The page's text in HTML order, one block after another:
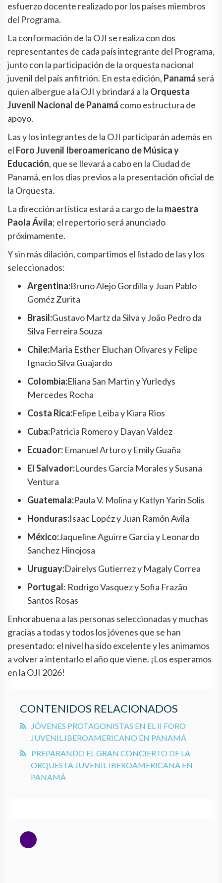
esfuerzo docente realizado por los países miembros
del Programa.
La conformación de la OJI se realiza con dos
representantes de cada país integrante del Programa,
junto con la participación de la orquesta nacional
juvenil del país anfitrión. En esta edición, Panamá será
quien albergue a la OJI y brindará a la Orquesta
Juvenil Nacional de Panamá como estructura de
apoyo.
Las y los integrantes de la OJI participarán además en
el Foro Juvenil Iberoamericano de Música y
Educación, que se llevará a cabo en la Ciudad de
Panamá, en los días previos a la presentación oficial de
la Orquesta.
La dirección artística estará a cargo de la maestra
Paola Ávila; el repertorio será anunciado
próximamente.
Y sin más dilación, compartimos el listado de las y los
seleccionados:
Argentina:Bruno Alejo Gordilla y Juan Pablo
Goméz Zurita
Brasil:Gustavo Martz da Silva y João Pedro da
Silva Ferreira Souza
Chile:Maria Esther Eluchan Olivares y Felipe
Ignacio Silva Guajardo
Colombia:Eliana San Martin y Yurledys
Mercedes Rocha
Costa Rica:Felipe Leiba y Kiara Rios
Cuba:Patricia Romero y Dayan Valdez
Ecuador: Emanuel Arturo y Emily Guaña
El Salvador:Lourdes García Morales y Susana
Ventura
Guatemala:Paula V. Molina y Katlyn Yarin Solis
Honduras:Isaac Lopéz y Juan Ramón Avila
México:Jaqueline Aguirre Garcia y Leonardo
Sanchez Hinojosa
Uruguay:Dairelys Gutierrez y Magaly Correa
Portugal: Rodrigo Vasquez y Sofia Frazão
Santos Rosas
Enhorabuena a las personas seleccionadas y muchas
gracias a todas y todos los jóvenes que se han
presentado: el nivel ha sido excelente y les animamos
a volver a intentarlo el año que viene. ¡Los esperamos
en la OJI 2026!
CONTENIDOS RELACIONADOS
JÓVENES PROTAGONISTAS EN EL II FORO
JUVENIL IBEROAMERICANO EN PANAMÁ
PREPARANDO EL GRAN CONCIERTO DE LA
ORQUESTA JUVENIL IBEROAMERICANA EN
PANAMÁ